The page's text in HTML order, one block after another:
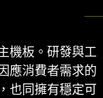
機板。研發與工
應消費者需求的
也同擁有穩定可